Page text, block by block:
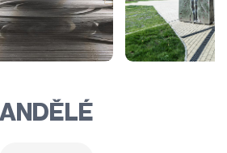
ANDĚLÉ